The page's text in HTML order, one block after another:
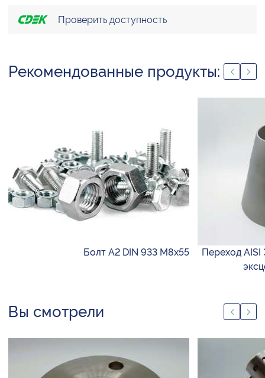
Проверить доступность
Рекомендованные продукты:
Болт А2 DIN 933 М8х55
Переход
Вы смотрели